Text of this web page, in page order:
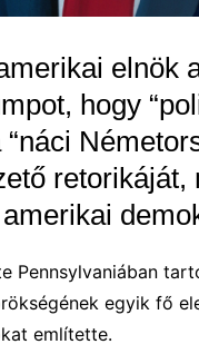
elnök
hogy
Pennsylvaniában
egyik fő
említette.